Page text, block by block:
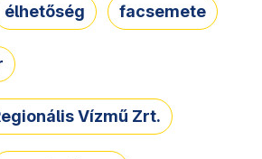
élhetőség facsemete
Vízmű Zrt.